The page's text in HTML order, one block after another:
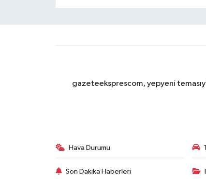
gazeteeksprescom, yepyeni
Hava Durumu
Son Dakika Haberleri